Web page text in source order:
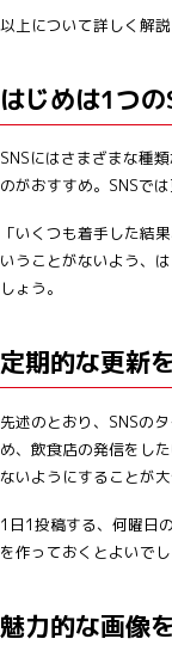
以上について詳しく解説
はじめは1つ
SNSにはさまざまな種
のがおすすめ。SNSで
「いくつも着手した結
いうことがないよう、
しょう。
定期的な更新
先述のとおり、SNSの
め、飲食店の発信をし
ないようにすることが大
1日1投稿する、何曜日
を作っておくとよいでし
魅力的な画像